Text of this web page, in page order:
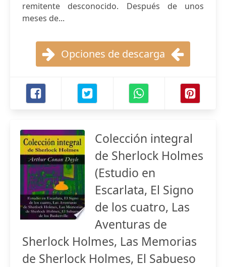
remitente desconocido. Después de unos
meses de...
Opciones de descarga
Colección integral
de Sherlock Holmes
(Estudio en
Escarlata, El Signo
de los cuatro, Las
Aventuras de
Sherlock Holmes, Las Memorias
de Sherlock Holmes, El Sabueso